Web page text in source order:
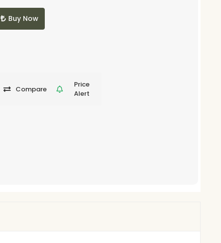
Buy Now
Compare
Price
Alert